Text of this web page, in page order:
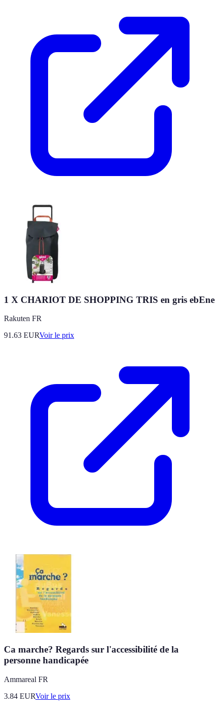
1 X CHARIOT DE SHOPPING TRIS en gris ebEne
Rakuten FR
91.63 EURVoir le prix
Ca marche? Regards sur l'accessibilité de la
personne handicapée
Ammareal FR
3.84 EURVoir le prix